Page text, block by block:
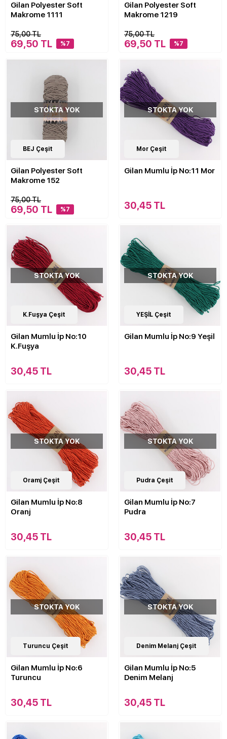
Gilan Polyester Soft
Makrome 1111
75,00 TL
69,50 TL %7
Gilan Polyester Soft
Makrome 1219
75,00 TL
69,50 TL %7
30Çeşit
STOKTA YOK
BEJ Çeşit
Gilan Polyester Soft
Makrome 152
75,00 TL
69,50 TL %7
STOKTA YOK
Mor Çeşit
Gilan Mumlu İp No:11 Mor
30,45 TL
STOKTA YOK
K.Fuşya Çeşit
Gilan Mumlu İp No:10
K.Fuşya
30,45 TL
STOKTA YOK
YEŞİL Çeşit
Gilan Mumlu İp No:9 Yeşil
30,45 TL
STOKTA YOK
Oramj Çeşit
Gilan Mumlu İp No:8
Oranj
30,45 TL
STOKTA YOK
Pudra Çeşit
Gilan Mumlu İp No:7
Pudra
30,45 TL
STOKTA YOK
Turuncu Çeşit
Gilan Mumlu İp No:6
Turuncu
30,45 TL
STOKTA YOK
Denim Melanj Çeşit
Gilan Mumlu İp No:5
Denim Melanj
30,45 TL